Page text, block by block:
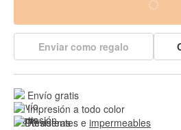
Enviar como regalo
Envío gratis
Impresión a todo color
Resistentes e impermeables